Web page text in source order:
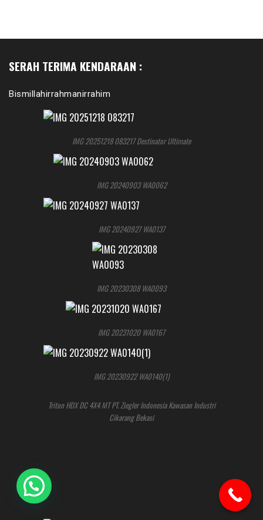
SERAH TERIMA KENDARAAN :
Bismillahirrahmanirrahim
IMG 20251218 083217 Destinator Ultimate
IMG 20240903 WA0062
IMG 20240927 WA0137
IMG 20230308 WA0093
IMG 20231020 WA0167
IMG 20230922 WA0140(1)
Triton HDX DC 4X4 MT PT. Ziegler Indonesia Kawasan Industri
Cikarang Bekasi